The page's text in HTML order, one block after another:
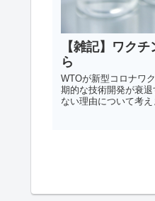
【雑記】ワク
ら
WTOが新型コロナワ
期的な技術開発が衰
ない理由について考え